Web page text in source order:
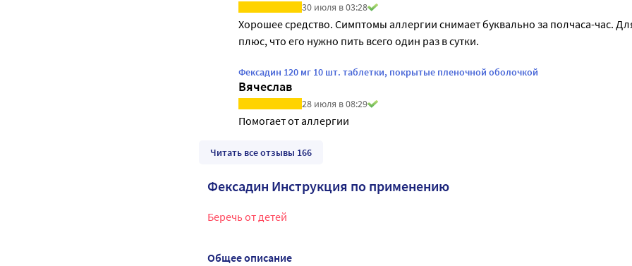
30 июля в 03:28
Хорошее средство. Симптомы аллергии снимает буквально за полчаса-час.
плюс, что его нужно пить всего один раз в сутки.
Фексадин 120 мг 10 шт. таблетки, покрытые пленочной оболочкой
Вячеслав
28 июля в 08:29
Помогает от аллергии
Читать все отзывы 166
Фексадин Инструкция по применению
Беречь от детей
Общее описание